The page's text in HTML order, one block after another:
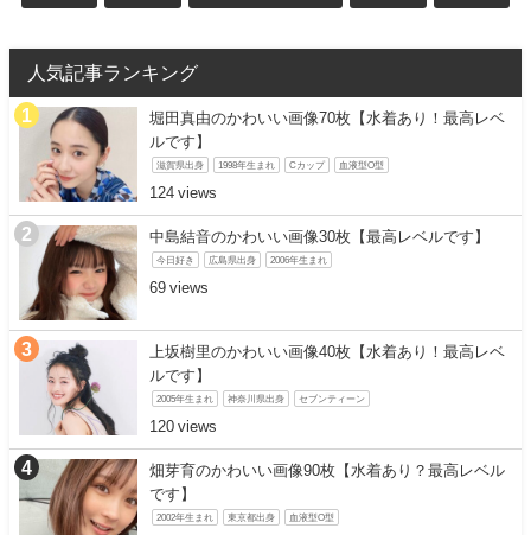
人気記事ランキング
堀田真由のかわいい画像70枚【水着あり！最高レベ
ルです】
滋賀県出身 1998年生まれ Cカップ 血液型O型
124
中島結音のかわいい画像30枚【最高レベルです】
今日好き 広島県出身 2006年生まれ
69
上坂樹里のかわいい画像40枚【水着あり！最高レベ
ルです】
2005年生まれ 神奈川県出身 セブンティーン
120
畑芽育のかわいい画像90枚【水着あり？最高レベル
です】
2002年生まれ 東京都出身 血液型O型